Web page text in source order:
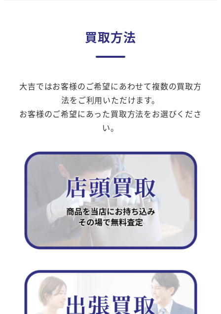
買取方法
大吉ではお客様のご希望にあわせて複数の買取方
法をご利用いただけます。
お客様のご希望にあった買取方法をお選びくださ
い。